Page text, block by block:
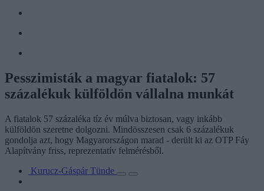
Pesszimisták a magyar fiatalok: 57
százalékuk külföldön vállalna munkát
A fiatalok 57 százaléka tíz év múlva biztosan, vagy inkább
külföldön szeretne dolgozni. Mindösszesen csak 6 százalékuk
gondolja azt, hogy Magyarországon marad - derült ki az OTP Fáy
Alapítvány friss, reprezentatív felmérésből.
Kurucz-Gáspár Tünde